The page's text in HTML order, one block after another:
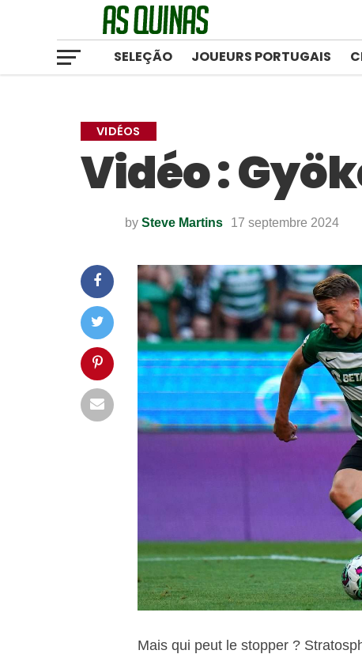
SELEÇÃO JOUEURS PORTUGAIS
VIDÉOS
Vidéo :
by Steve Martins 17 septembre 2024
Mais qui peut le stopper ?